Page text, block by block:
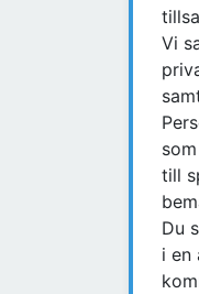
Vi
till
Du
i en